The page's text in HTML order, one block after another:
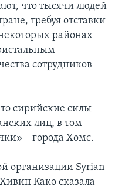
что тысячи людей
требуя отставки
районах
сотрудников
сирийские силы
лиц, в том
– города Хомс.
организации Syrian
Како сказала